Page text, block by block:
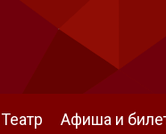
Театр Афиша и